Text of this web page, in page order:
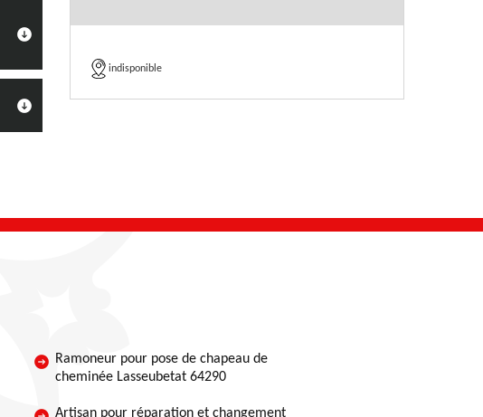
indisponible
Ramoneur pour pose de chapeau de
cheminée Lasseubetat 64290
Artisan pour réparation et changement